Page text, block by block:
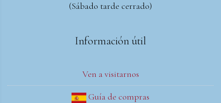
(Sábado tarde cerrado)
Información útil
Ven a visitarnos
Guía de compras